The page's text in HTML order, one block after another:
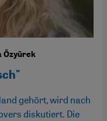
Özyürek
gehört, wird nach
diskutiert. Die